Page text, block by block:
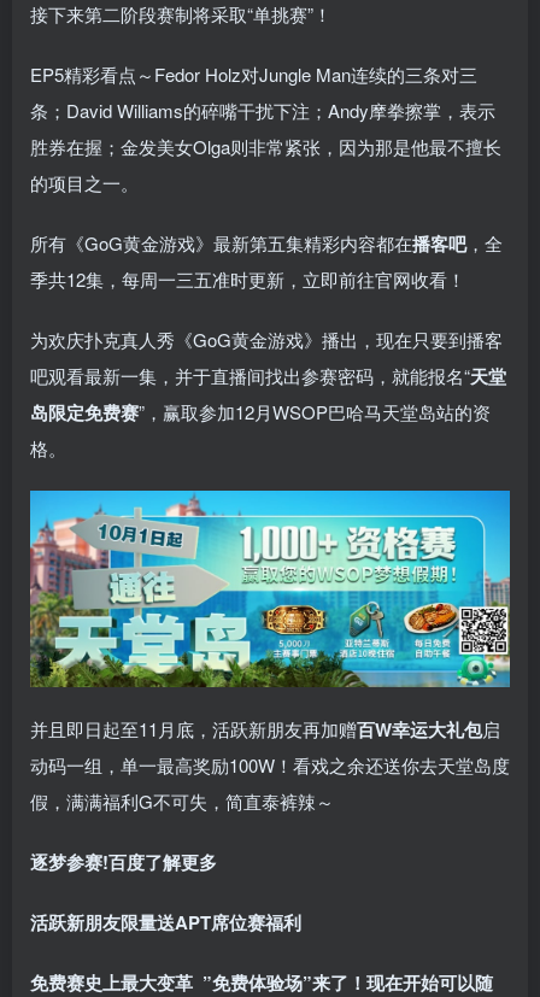
接下来第二阶段赛制将采取“单挑赛”！
EP5精彩看点～Fedor Holz对Jungle Man连续的三条对三
条；David Williams的碎嘴干扰下注；Andy摩拳擦掌，表示
胜券在握；金发美女Olga则非常紧张，因为那是他最不擅长
的项目之一。
所有《GoG黄金游戏》最新第五集精彩内容都在播客吧，全
季共12集，每周一三五准时更新，立即前往官网收看！
为欢庆扑克真人秀《GoG黄金游戏》播出，现在只要到播客
吧观看最新一集，并于直播间找出参赛密码，就能报名“天堂
岛限定免费赛”，赢取参加12月WSOP巴哈马天堂岛站的资
格。
并且即日起至11月底，活跃新朋友再加赠百W幸运大礼包启
动码一组，单一最高奖励100W！看戏之余还送你去天堂岛度
假，满满福利G不可失，简直泰裤辣～
逐梦参赛!百度了解更多
活跃新朋友限量送APT席位赛福利
免费赛史上最大变革 ”免费体验场”来了！ 现在开始可以随